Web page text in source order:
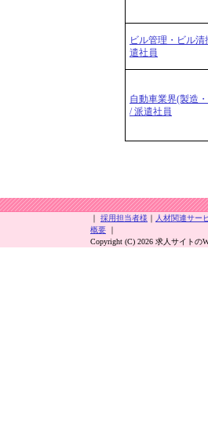
ビル管理・ビル
遣社員
自動車業界(製造
/ 派遣社員
｜ 採用担当者様 ｜ 人材関連サー
概要 ｜
Copyright (C) 2026 求人サイトの